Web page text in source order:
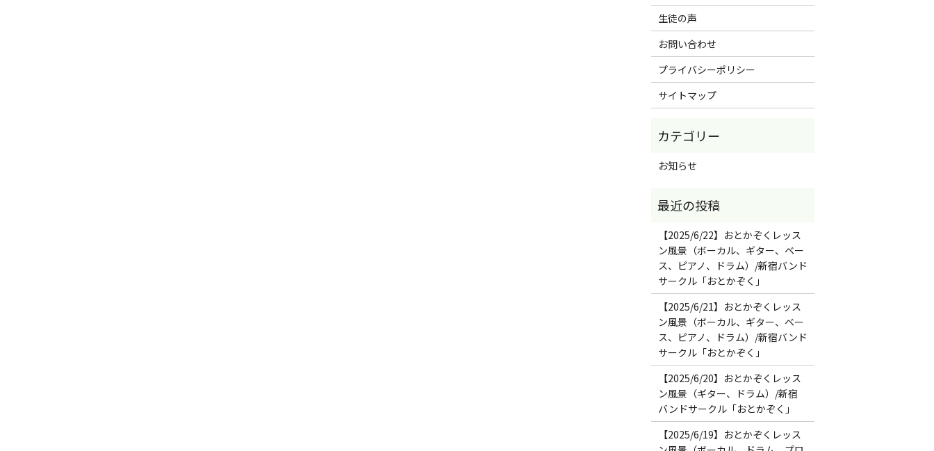
生徒の声
お問い合わせ
プライバシーポリシー
サイトマップ
お知らせ
【2025/6/22】おとかぞくレッス
ン風景（ボーカル、ギター、ベー
ス、ピアノ、ドラム）/新宿バンド
サークル「おとかぞく」
【2025/6/21】おとかぞくレッス
ン風景（ボーカル、ギター、ベー
ス、ピアノ、ドラム）/新宿バンド
サークル「おとかぞく」
【2025/6/20】おとかぞくレッス
ン風景（ギター、ドラム）/新宿
バンドサークル「おとかぞく」
【2025/6/19】おとかぞくレッス